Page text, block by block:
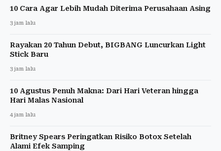
10 Cara Agar Lebih Mudah Diterima Perusahaan Asing
3 jam lalu
Rayakan 20 Tahun Debut, BIGBANG Luncurkan Light
Stick Baru
3 jam lalu
10 Agustus Penuh Makna: Dari Hari Veteran hingga
Hari Malas Nasional
4 jam lalu
Britney Spears Peringatkan Risiko Botox Setelah
Alami Efek Samping